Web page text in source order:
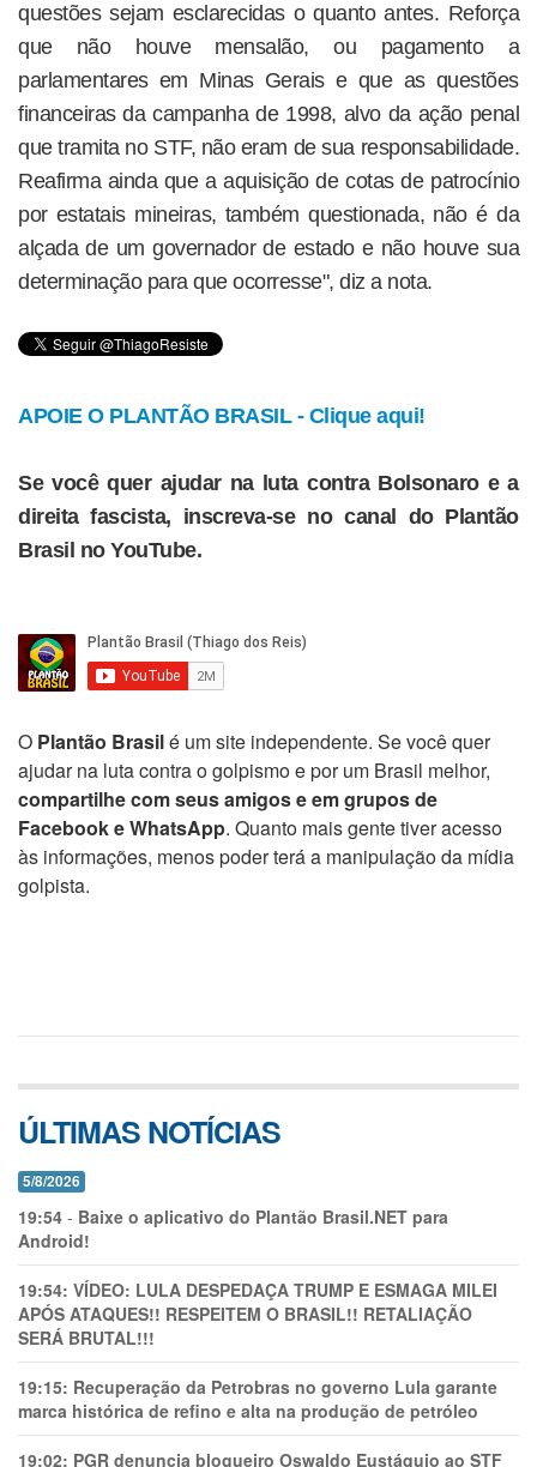
questões sejam esclarecidas o quanto antes. Reforça
que não houve mensalão, ou pagamento a
parlamentares em Minas Gerais e que as questões
financeiras da campanha de 1998, alvo da ação penal
que tramita no STF, não eram de sua responsabilidade.
Reafirma ainda que a aquisição de cotas de patrocínio
por estatais mineiras, também questionada, não é da
alçada de um governador de estado e não houve sua
determinação para que ocorresse", diz a nota.
APOIE O PLANTÃO BRASIL - Clique aqui!
Se você quer ajudar na luta contra Bolsonaro e a
direita fascista, inscreva-se no canal do Plantão
Brasil no YouTube.
O Plantão Brasilé um site independente. Se você quer
ajudar na luta contra o golpismo e por um Brasil melhor,
compartilhe com seus amigos e em grupos de
Facebook e WhatsApp. Quanto mais gente tiver acesso
às informações, menos poder terá a manipulação da mídia
golpista.
ÚLTIMAS NOTÍCIAS
5/8/2026
19:54 - Baixe o aplicativo do Plantão Brasil.NET para
Android!
19:54: VÍDEO: LULA DESPEDAÇA TRUMP E ESMAGA MILEI
APÓS ATAQUES!! RESPEITEM O BRASIL!! RETALIAÇÃO
SERÁ BRUTAL!!!
19:15: Recuperação da Petrobras no governo Lula garante
marca histórica de refino e alta na produção de petróleo
19:02: PGR denuncia blogueiro Oswaldo Eustáquio ao STF